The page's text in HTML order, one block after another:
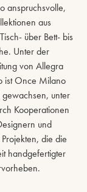
anspruchsvolle,
aus
über Bett- bis
Unter der
von Allegra
ist Once Milano
unter
Kooperationen
und
die die
handgefertigter